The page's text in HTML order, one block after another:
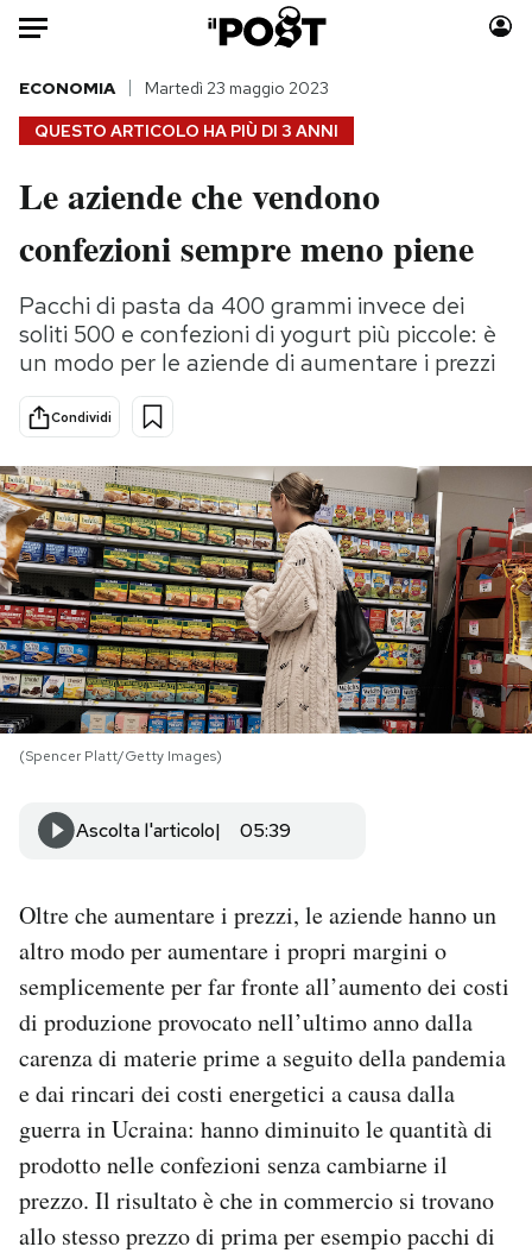
Auto
HOME
Italia
Politica
Tecnologia
Internet
Scienza
Cultura
Economia
Sport
Moda
Consumismi
Storie/Idee
Ok Boomer!
Media
Mondiali calcio 2026
PODCAST
NEWSLETTER
I MIEI PREFERITI
SHOP
AREA PERSONALE
Area Personale
Newsletter
Notifiche mobile
Esci
QUESTO ARTICOLO HA PIÙ DI 3 ANNI
ECONOMIA Martedì 23 maggio 2023
Le aziende che vendono
confezioni sempre meno piene
Pacchi di pasta da 400 grammi invece dei
soliti 500 e confezioni di yogurt più piccole: è
un modo per le aziende di aumentare i prezzi
Condividi
(Spencer Platt/Getty Images)
Ascolta l'articolo 05:39
Oltre che aumentare i prezzi, le aziende hanno un
altro modo per aumentare i propri margini o
semplicemente per far fronte all’aumento dei costi
di produzione provocato nell’ultimo anno dalla
carenza di materie prime a seguito della pandemia
e dai rincari dei costi energetici a causa dalla
guerra in Ucraina: hanno diminuito le quantità di
prodotto nelle confezioni senza cambiarne il
prezzo. Il risultato è che in commercio si trovano
allo stesso prezzo di prima per esempio pacchi di